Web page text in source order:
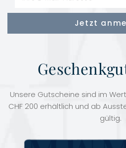
Unsere Gutscheine sind im Wert
CHF 200 erhältlich und ab
gültig.